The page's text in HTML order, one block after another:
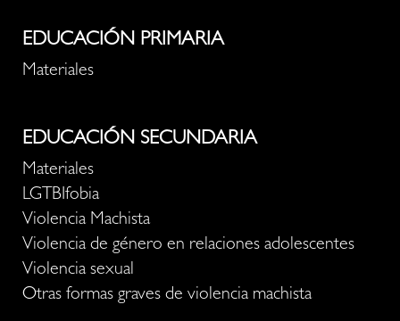
EDUCACIÓN PRIMARIA
Materiales
EDUCACIÓN SECUNDARIA
Materiales
LGTBIfobia
Violencia Machista
Violencia de género en relaciones adolescentes
Violencia sexual
Otras formas graves de violencia machista